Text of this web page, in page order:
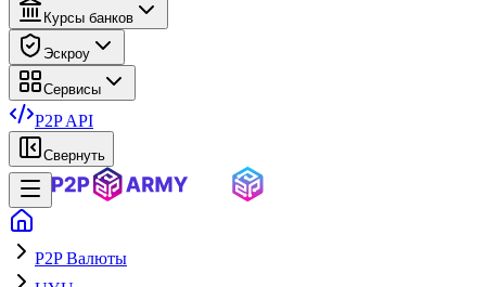
Курсы банков
Эскроу
Сервисы
P2P API
Свернуть
P2P Валюты